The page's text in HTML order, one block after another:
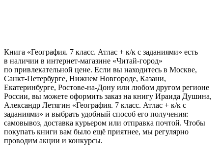
Книга «География. 7 класс. Атлас + к/к с заданиями» есть
в наличии в интернет-магазине «Читай-город»
по привлекательной цене. Если вы находитесь в Москве,
Санкт-Петербурге, Нижнем Новгороде, Казани,
Екатеринбурге, Ростове-на-Дону или любом другом регионе
России, вы можете оформить заказ на книгу Ираида Душина,
Александр Летягин «География. 7 класс. Атлас + к/к с
заданиями» и выбрать удобный способ его получения:
самовывоз, доставка курьером или отправка почтой. Чтобы
покупать книги вам было ещё приятнее, мы регулярно
проводим акции и конкурсы.